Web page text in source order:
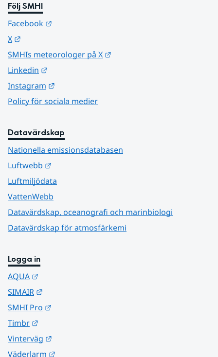
Följ SMHI
Facebook
X
SMHIs meteorologer på X
Linkedin
Instagram
Policy för sociala medier
Datavärdskap
Nationella emissionsdatabasen
Luftwebb
Luftmiljödata
VattenWebb
Datavärdskap, oceanografi och marinbiologi
Datavärdskap för atmosfärkemi
Logga in
AQUA
SIMAIR
SMHI Pro
Timbr
Vinterväg
Väderlarm